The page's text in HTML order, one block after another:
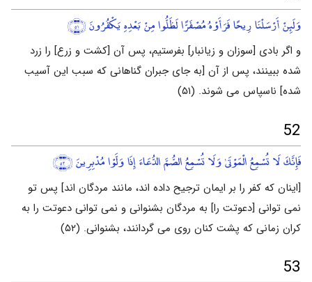
وَلَئِنْ أَرْسَلْنَا رِيحًا فَرَأَوْهُ مُصْفَرًّا لَظَلُّوا مِنْ بَعْدِهِ يَكْفُرُونَ﴿٥١﴾
و اگر بادی [سوزان و زیانبار] بفرستیم، پس آن [کشت و زرع] را زرد
شده ببینند، پس از آن [به جای جبران گناهانی که سبب این آسیب
شده] ناسپاس می شوند. (۵۱)
52
فَإِنَّكَ لَا تُسْمِعُ الْمَوْتَىٰ وَلَا تُسْمِعُ الصُّمَّ الدُّعَاءَ إِذَا وَلَّوْا مُدْبِرِينَ﴿٥٢﴾
[اینان که کفر را بر ایمان ترجیح داده اند، مانند مردگان اند] پس تو
نمی توانی [دعوتت را] به مردگان بشنوانی و نمی توانی دعوتت را به
کران زمانی که پشت کنان روی می گردانند، بشنوانی. (۵۲)
53